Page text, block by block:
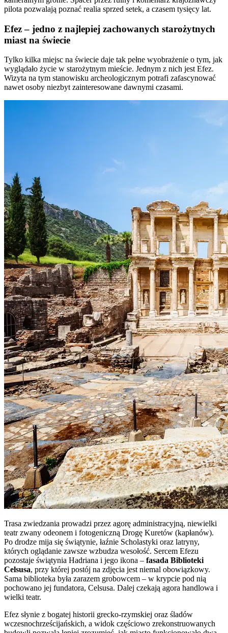
pilota pozwalają poznać realia sprzed setek, a czasem tysięcy lat.
Efez – jedno z najlepiej zachowanych starożytnych
miast na świecie
Tylko kilka miejsc na świecie daje tak pełne wyobrażenie o tym, jak
wyglądało życie w starożytnym mieście. Jednym z nich jest Efez.
Wizyta na tym stanowisku archeologicznym potrafi zafascynować
nawet osoby niezbyt zainteresowane dawnymi czasami.
Trasa zwiedzania prowadzi przez agorę administracyjną, niewielki
teatr zwany odeonem i fotogeniczną Drogę Kuretów (kapłanów).
Po drodze mija się świątynie, łaźnie Scholastyki oraz latryny,
których oglądanie zawsze wzbudza wesołość. Sercem Efezu
pozostaje świątynia Hadriana i jego ikona – fasada Biblioteki
Celsusa, przy której postój na zdjęcia jest niemal obowiązkowy.
Sama biblioteka była zarazem grobowcem – w krypcie pod nią
pochowano jej fundatora, Celsusa. Dalej czekają agora handlowa i
wielki teatr.
Efez słynie z bogatej historii grecko-rzymskiej oraz śladów
wczesnochrześcijańskich, a widok częściowo zrekonstruowanych